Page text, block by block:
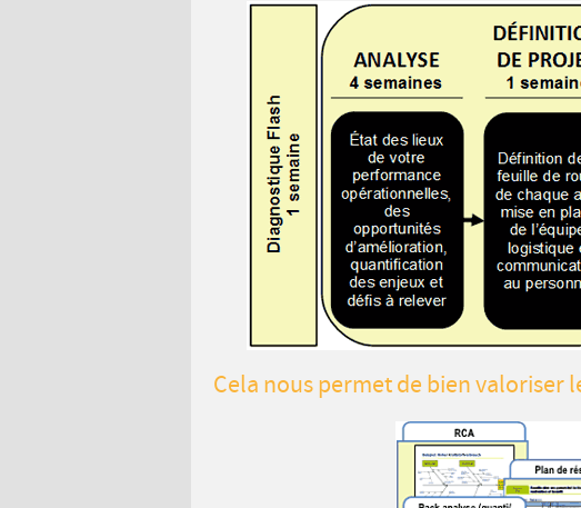
Cela nous permet de bien valoriser